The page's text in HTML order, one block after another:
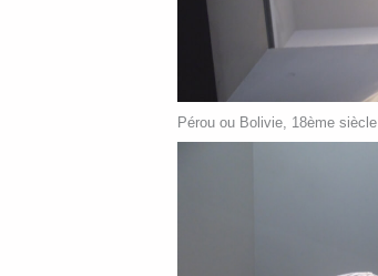
Pérou ou Bolivie, 18ème siècle